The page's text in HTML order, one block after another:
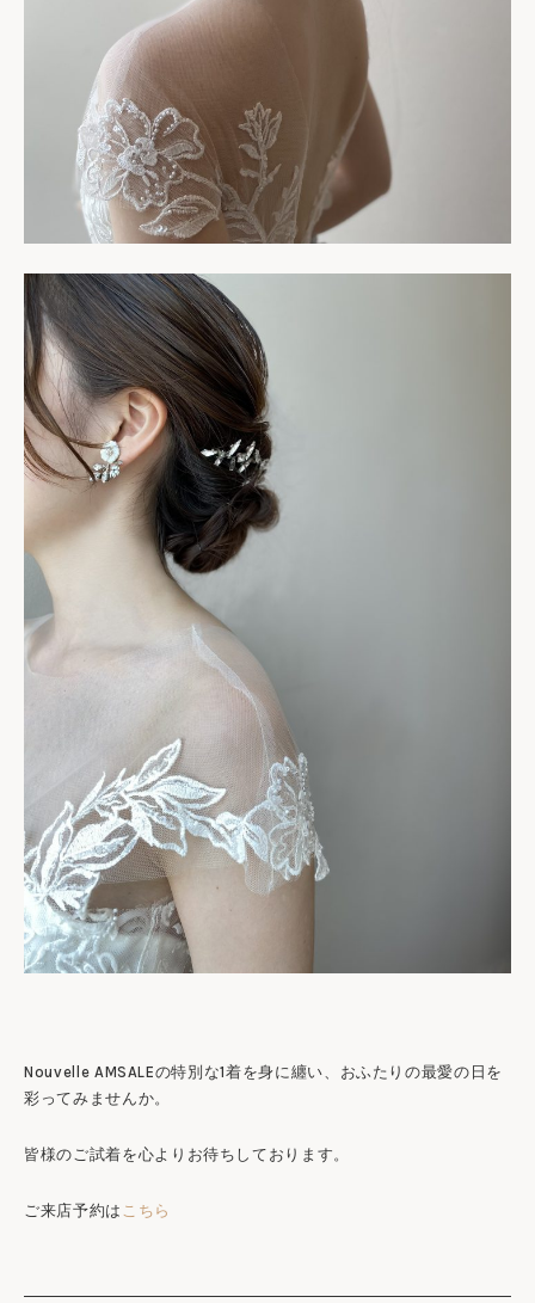
Nouvelle AMSALEの特別な1着を身に纏い、おふたりの最愛の日を
彩ってみませんか。
皆様のご試着を心よりお待ちしております。
ご来店予約は こちら